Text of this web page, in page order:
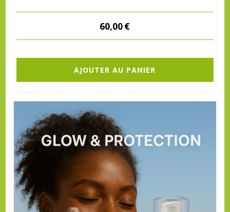
60,00€
AJOUTER AU PANIER